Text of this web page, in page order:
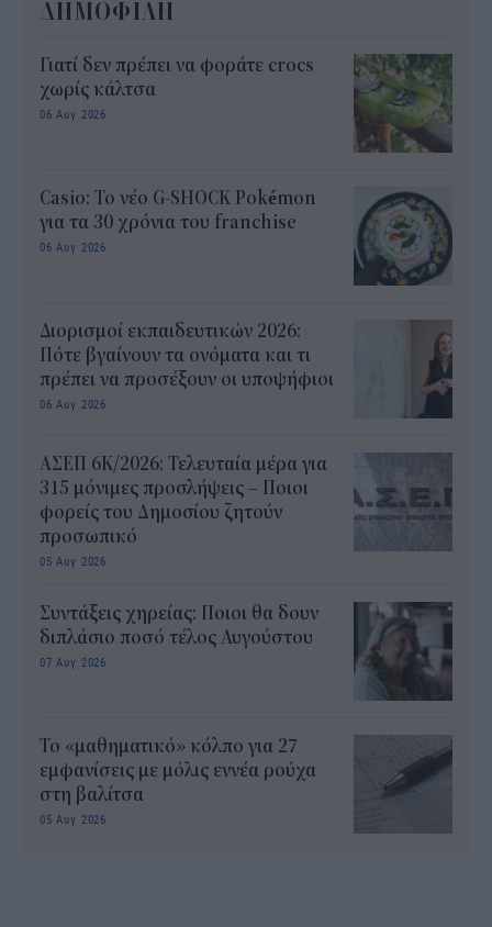
ΔΗΜΟΦΙΛΗ
Γιατί δεν πρέπει να φοράτε crocs
χωρίς κάλτσα
06 Αυγ 2026
Casio: Το νέο G-SHOCK Pokémon
για τα 30 χρόνια του franchise
06 Αυγ 2026
Διορισμοί εκπαιδευτικών 2026:
Πότε βγαίνουν τα ονόματα και τι
πρέπει να προσέξουν οι υποψήφιοι
06 Αυγ 2026
ΑΣΕΠ 6Κ/2026: Τελευταία μέρα για
315 μόνιμες προσλήψεις – Ποιοι
φορείς του Δημοσίου ζητούν
προσωπικό
05 Αυγ 2026
Συντάξεις χηρείας: Ποιοι θα δουν
διπλάσιο ποσό τέλος Αυγούστου
07 Αυγ 2026
Το «μαθηματικό» κόλπο για 27
εμφανίσεις με μόλις εννέα ρούχα
στη βαλίτσα
05 Αυγ 2026